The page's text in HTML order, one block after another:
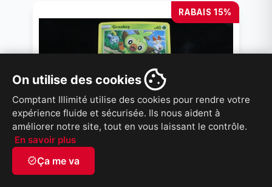
On utilise des cookies
Comptant Illimité utilise des cookies pour rendre votre
expérience fluide et sécurisée. Ils nous aident à
améliorer notre site, tout en vous laissant le contrôle.
En savoir plus
verifiedÇa me va
RABAIS 15%